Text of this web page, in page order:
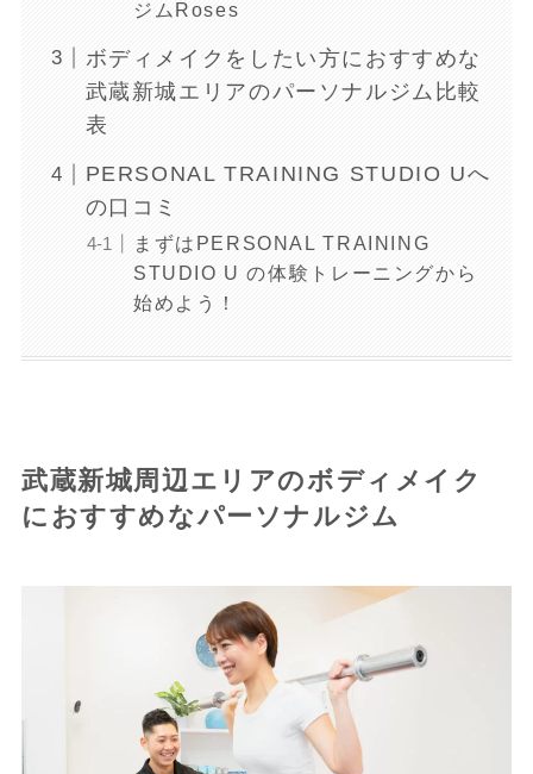
ジムRoses
ボディメイクをしたい方におすすめな
武蔵新城エリアのパーソナルジム比較
表
PERSONAL TRAINING STUDIO Uへ
の口コミ
まずはPERSONAL TRAINING
STUDIO U の体験トレーニングから
始めよう！
武蔵新城周辺エリアのボディメイク
におすすめなパーソナルジム